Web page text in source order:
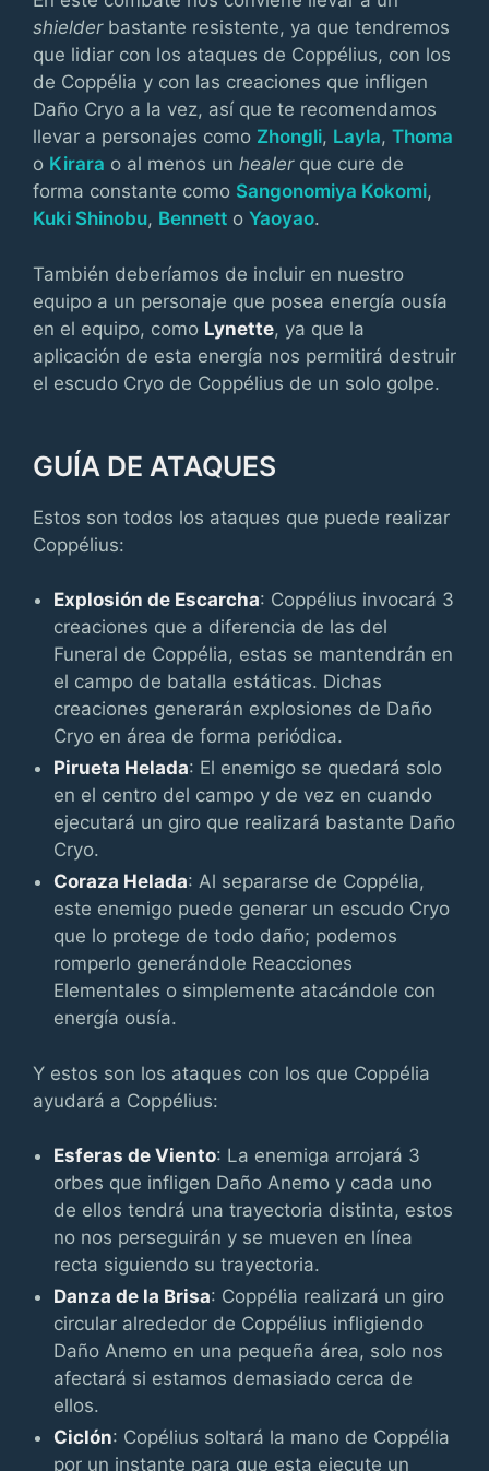
shielderbastante resistente, ya que tendremos
que lidiar con los ataques de Coppélius, con los
de Coppélia y con las creaciones que infligen
Daño Cryo a la vez, así que te recomendamos
llevar a personajes como Zhongli, Layla, Thoma
o Kirara o al menos un healerque cure de
forma constante como Sangonomiya Kokomi,
Kuki Shinobu, Bennett o Yaoyao.
También deberíamos de incluir en nuestro
equipo a un personaje que posea energía ousía
en el equipo, como Lynette, ya que la
aplicación de esta energía nos permitirá destruir
el escudo Cryo de Coppélius de un solo golpe.
GUÍA DE ATAQUES
Estos son todos los ataques que puede realizar
Coppélius:
Explosión de Escarcha: Coppélius invocará 3
creaciones que a diferencia de las del
Funeral de Coppélia, estas se mantendrán en
el campo de batalla estáticas. Dichas
creaciones generarán explosiones de Daño
Cryo en área de forma periódica.
Pirueta Helada: El enemigo se quedará solo
en el centro del campo y de vez en cuando
ejecutará un giro que realizará bastante Daño
Cryo.
Coraza Helada: Al separarse de Coppélia,
este enemigo puede generar un escudo Cryo
que lo protege de todo daño; podemos
romperlo generándole Reacciones
Elementales o simplemente atacándole con
energía ousía.
Y estos son los ataques con los que Coppélia
ayudará a Coppélius:
Esferas de Viento: La enemiga arrojará 3
orbes que infligen Daño Anemo y cada uno
de ellos tendrá una trayectoria distinta, estos
no nos perseguirán y se mueven en línea
recta siguiendo su trayectoria.
Danza de la Brisa: Coppélia realizará un giro
circular alrededor de Coppélius infligiendo
Daño Anemo en una pequeña área, solo nos
afectará si estamos demasiado cerca de
ellos.
Ciclón: Copélius soltará la mano de Coppélia
por un instante para que esta ejecute un